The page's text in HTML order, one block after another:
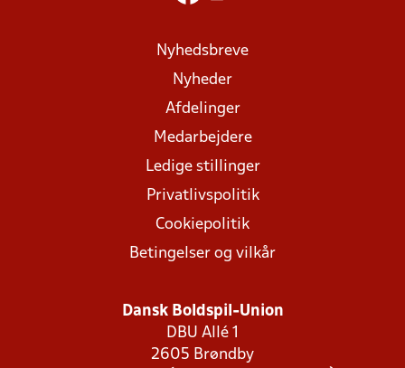
Nyhedsbreve
Nyheder
Afdelinger
Medarbejdere
Ledige stillinger
Privatlivspolitik
Cookiepolitik
Betingelser og vilkår
Dansk Boldspil-Union
DBU Allé 1
2605 Brøndby